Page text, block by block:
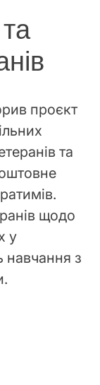
проєкт
та
щодо
у
навчання з